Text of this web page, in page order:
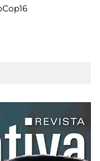
Cop16